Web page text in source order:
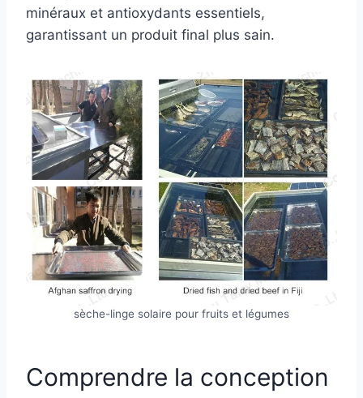
minéraux et antioxydants essentiels,
garantissant un produit final plus sain.
sèche-linge solaire pour fruits et légumes
Comprendre la conception